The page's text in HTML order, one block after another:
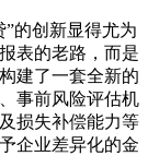
的创新显得尤为
表的老路，而是
建了一套全新的
事前风险评估机
损失补偿能力等
企业差异化的金